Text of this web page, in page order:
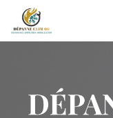
contenu